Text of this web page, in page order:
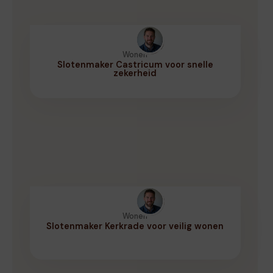
Wonen
Slotenmaker Castricum voor snelle
zekerheid
Wonen
Slotenmaker Kerkrade voor veilig wonen